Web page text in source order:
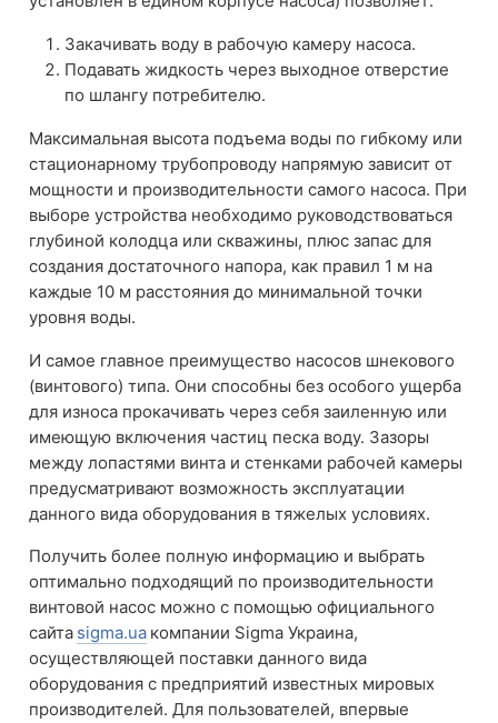
Закачивать воду в рабочую камеру насоса.
Подавать жидкость через выходное отверстие
по шлангу потребителю.
Максимальная высота подъема воды по гибкому или
стационарному трубопроводу напрямую зависит от
мощности и производительности самого насоса. При
выборе устройства необходимо руководствоваться
глубиной колодца или скважины, плюс запас для
создания достаточного напора, как правил 1 м на
каждые 10 м расстояния до минимальной точки
уровня воды.
И самое главное преимущество насосов шнекового
(винтового) типа. Они способны без особого ущерба
для износа прокачивать через себя заиленную или
имеющую включения частиц песка воду. Зазоры
между лопастями винта и стенками рабочей камеры
предусматривают возможность эксплуатации
данного вида оборудования в тяжелых условиях.
Получить более полную информацию и выбрать
оптимально подходящий по производительности
винтовой насос можно с помощью официального
сайта sigma.ua компании Sigma Украина,
осуществляющей поставки данного вида
оборудования с предприятий известных мировых
производителей. Для пользователей, впервые